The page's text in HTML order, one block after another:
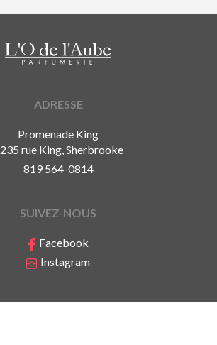
ADRESSE
Promenade King
rue King, Sherbrooke
819 564-0814
SUIVEZ-NOUS
Facebook
Instagram